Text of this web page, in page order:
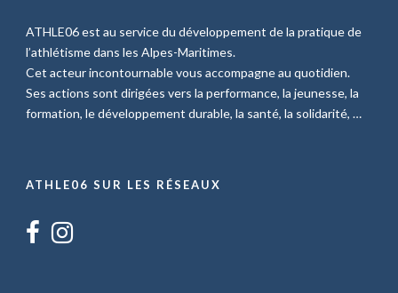
ATHLE06 est au service du développement de la pratique de
l’athlétisme dans les Alpes-Maritimes.
Cet acteur incontournable vous accompagne au quotidien.
Ses actions sont dirigées vers la performance, la jeunesse, la
formation, le développement durable, la santé, la solidarité, …
ATHLE06 SUR LES RÉSEAUX